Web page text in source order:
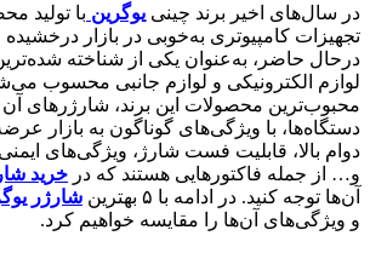
در سال‌های اخیر برند چینی یوگرین با تولید
تجهیزات کامپیوتری به‌خوبی در بازار
درحال حاضر، به‌عنوان یکی از شناخته
لوازم الکترونیکی و لوازم جانبی محسوب
محبوب‌ترین محصولات این برند، شارژرهای آن
دستگاه‌ها، با ویژگی‌های گوناگون به بازار
دوام بالا، قابلیت فست شارژ، ویژگی‌های
و… از جمله فاکتورهایی هستند که در خرید
آن‌ها توجه کنید. در ادامه با ۵ بهترین
شارژر
و ویژگی‌های آن‌ها را مقایسه خواهیم کرد.